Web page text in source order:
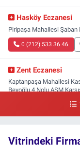
Hasköy Eczanesi
Piripaşa Mahallesi Şaban
0 (212) 533 36 46
Zent Eczanesi
Kaptanpaşa Mahallesi
Beyoğlu 4 Nolu ASM
Vitrindeki